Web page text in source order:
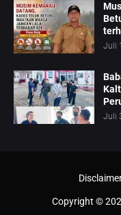
Juli
Juli
Copyright ©